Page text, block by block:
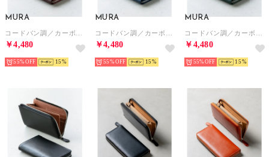
MURA
￥4,480
55% 15
MURA
￥4,480
55% 15
MURA
￥4,480
55% 15